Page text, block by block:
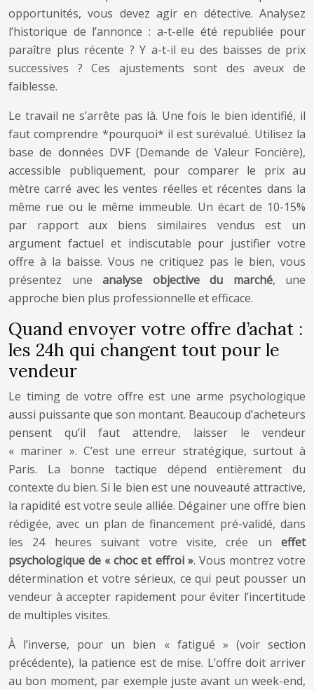
opportunités, vous devez agir en détective. Analysez
l’historique de l’annonce : a-t-elle été republiée pour
paraître plus récente ? Y a-t-il eu des baisses de prix
successives ? Ces ajustements sont des aveux de
faiblesse.
Le travail ne s’arrête pas là. Une fois le bien identifié, il
faut comprendre *pourquoi* il est surévalué. Utilisez la
base de données DVF (Demande de Valeur Foncière),
accessible publiquement, pour comparer le prix au
mètre carré avec les ventes réelles et récentes dans la
même rue ou le même immeuble. Un écart de 10-15%
par rapport aux biens similaires vendus est un
argument factuel et indiscutable pour justifier votre
offre à la baisse. Vous ne critiquez pas le bien, vous
présentez une analyse objective du marché, une
approche bien plus professionnelle et efficace.
Quand envoyer votre offre d’achat :
les 24h qui changent tout pour le
vendeur
Le timing de votre offre est une arme psychologique
aussi puissante que son montant. Beaucoup d’acheteurs
pensent qu’il faut attendre, laisser le vendeur
« mariner ». C’est une erreur stratégique, surtout à
Paris. La bonne tactique dépend entièrement du
contexte du bien. Si le bien est une nouveauté attractive,
la rapidité est votre seule alliée. Dégainer une offre bien
rédigée, avec un plan de financement pré-validé, dans
les 24 heures suivant votre visite, crée un effet
psychologique de « choc et effroi ». Vous montrez votre
détermination et votre sérieux, ce qui peut pousser un
vendeur à accepter rapidement pour éviter l’incertitude
de multiples visites.
À l’inverse, pour un bien « fatigué » (voir section
précédente), la patience est de mise. L’offre doit arriver
au bon moment, par exemple juste avant un week-end,